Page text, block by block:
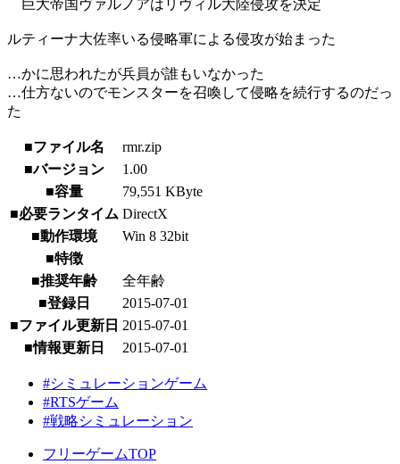
巨大帝国ヴァルノアはリヴィル大陸侵攻を決定
ルティーナ大佐率いる侵略軍による侵攻が始まった
…かに思われたが兵員が誰もいなかった
…仕方ないのでモンスターを召喚して侵略を続行するのだっ
た
■ファイル名
rmr.zip
■バージョン
1.00
■容量
79,551 KByte
■必要ランタイム DirectX
■動作環境
Win 8 32bit
■特徴
■推奨年齢
全年齢
■登録日
2015-07-01
■ファイル更新日 2015-07-01
■情報更新日
2015-07-01
#シミュレーションゲーム
#RTSゲーム
#戦略シミュレーション
フリーゲームTOP